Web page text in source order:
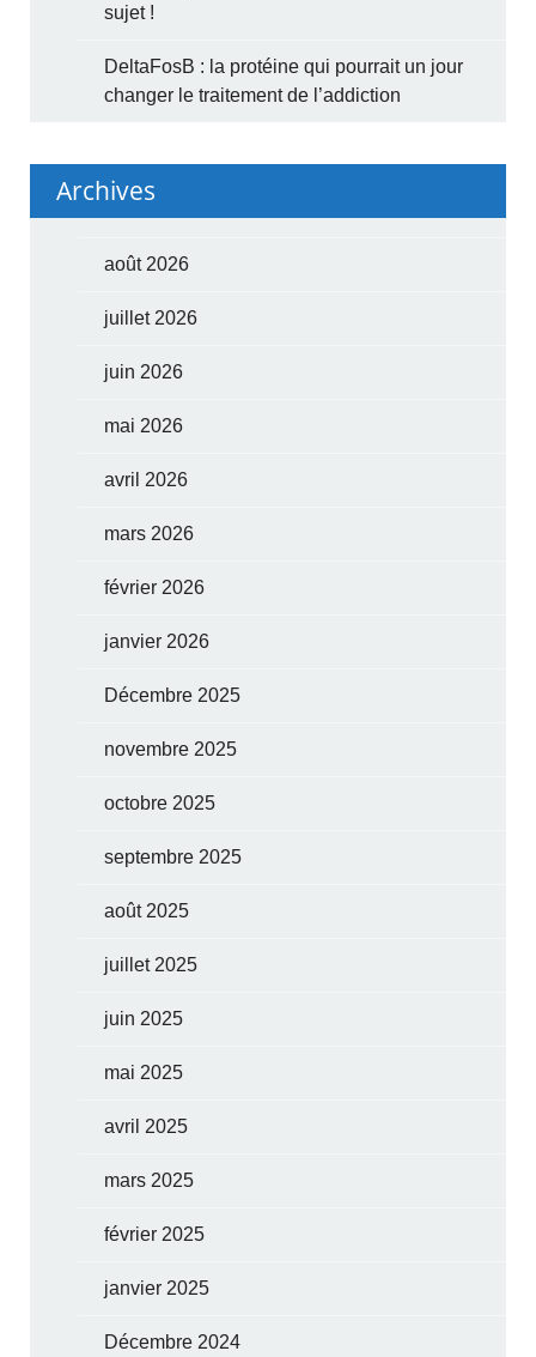
sujet !
DeltaFosB : la protéine qui pourrait un jour
changer le traitement de l’addiction
Archives
août 2026
juillet 2026
juin 2026
mai 2026
avril 2026
mars 2026
février 2026
janvier 2026
Décembre 2025
novembre 2025
octobre 2025
septembre 2025
août 2025
juillet 2025
juin 2025
mai 2025
avril 2025
mars 2025
février 2025
janvier 2025
Décembre 2024